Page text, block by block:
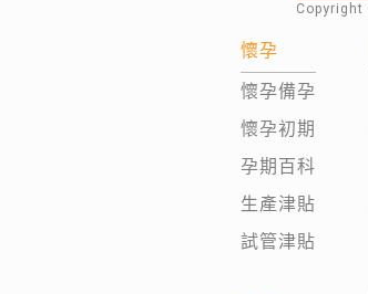
Copyright
懷孕
懷孕備孕
懷孕初期
孕期百科
生產津貼
試管津貼